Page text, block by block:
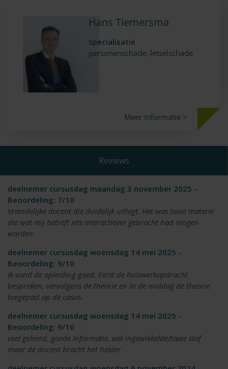
Hans Tiemersma
Specialisatie
personenschade, letselschade
Meer informatie >
Reviews
deelnemer cursusdag maandag 3 november 2025 -
Beoordeling: 7/10
Vriendelijke docent die duidelijk uitlegt. Het was taaie materie
die wat mij betreft iets interactiever gebracht had mogen
worden.
deelnemer cursusdag woensdag 14 mei 2025 -
Beoordeling: 9/10
Ik vond de opleiding goed. Eerst de huiswerkopdracht
besproken, vervolgens de theorie en in de middag de theorie
toegepast op de casus.
deelnemer cursusdag woensdag 14 mei 2025 -
Beoordeling: 9/10
veel geleerd, goede informatie, wel ingewikkelde/taaie stof
maar de docent bracht het helder